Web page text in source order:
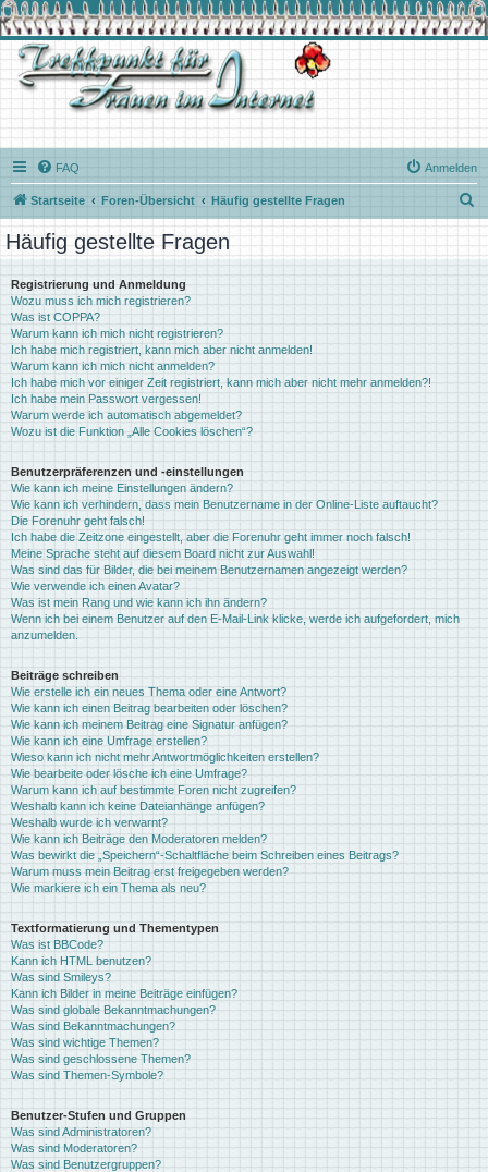
FAQ Anmelden
Startseite Foren-Übersicht Häufig gestellte Fragen
u
Häufig gestellte Fragen
Registrierung und Anmeldung
Wozu muss ich mich registrieren?
Was ist COPPA?
Warum kann ich mich nicht registrieren?
Ich habe mich registriert, kann mich aber nicht anmelden!
Warum kann ich mich nicht anmelden?
Ich habe mich vor einiger Zeit registriert, kann mich aber nicht mehr anmelden?!
Ich habe mein Passwort vergessen!
Warum werde ich automatisch abgemeldet?
Wozu ist die Funktion „Alle Cookies löschen“?
Benutzerpräferenzen und -einstellungen
Wie kann ich meine Einstellungen ändern?
Wie kann ich verhindern, dass mein Benutzername in der Online-Liste auftaucht?
Die Forenuhr geht falsch!
Ich habe die Zeitzone eingestellt, aber die Forenuhr geht immer noch falsch!
Meine Sprache steht auf diesem Board nicht zur Auswahl!
Was sind das für Bilder, die bei meinem Benutzernamen angezeigt werden?
Wie verwende ich einen Avatar?
Was ist mein Rang und wie kann ich ihn ändern?
Wenn ich bei einem Benutzer auf den E-Mail-Link klicke, werde ich aufgefordert, mich
anzumelden.
Beiträge schreiben
Wie erstelle ich ein neues Thema oder eine Antwort?
Wie kann ich einen Beitrag bearbeiten oder löschen?
Wie kann ich meinem Beitrag eine Signatur anfügen?
Wie kann ich eine Umfrage erstellen?
Wieso kann ich nicht mehr Antwortmöglichkeiten erstellen?
Wie bearbeite oder lösche ich eine Umfrage?
Warum kann ich auf bestimmte Foren nicht zugreifen?
Weshalb kann ich keine Dateianhänge anfügen?
Weshalb wurde ich verwarnt?
Wie kann ich Beiträge den Moderatoren melden?
Was bewirkt die „Speichern“-Schaltfläche beim Schreiben eines Beitrags?
Warum muss mein Beitrag erst freigegeben werden?
Wie markiere ich ein Thema als neu?
Textformatierung und Thementypen
Was ist BBCode?
Kann ich HTML benutzen?
Was sind Smileys?
Kann ich Bilder in meine Beiträge einfügen?
Was sind globale Bekanntmachungen?
Was sind Bekanntmachungen?
Was sind wichtige Themen?
Was sind geschlossene Themen?
Was sind Themen-Symbole?
Benutzer-Stufen und Gruppen
Was sind Administratoren?
Was sind Moderatoren?
Was sind Benutzergruppen?